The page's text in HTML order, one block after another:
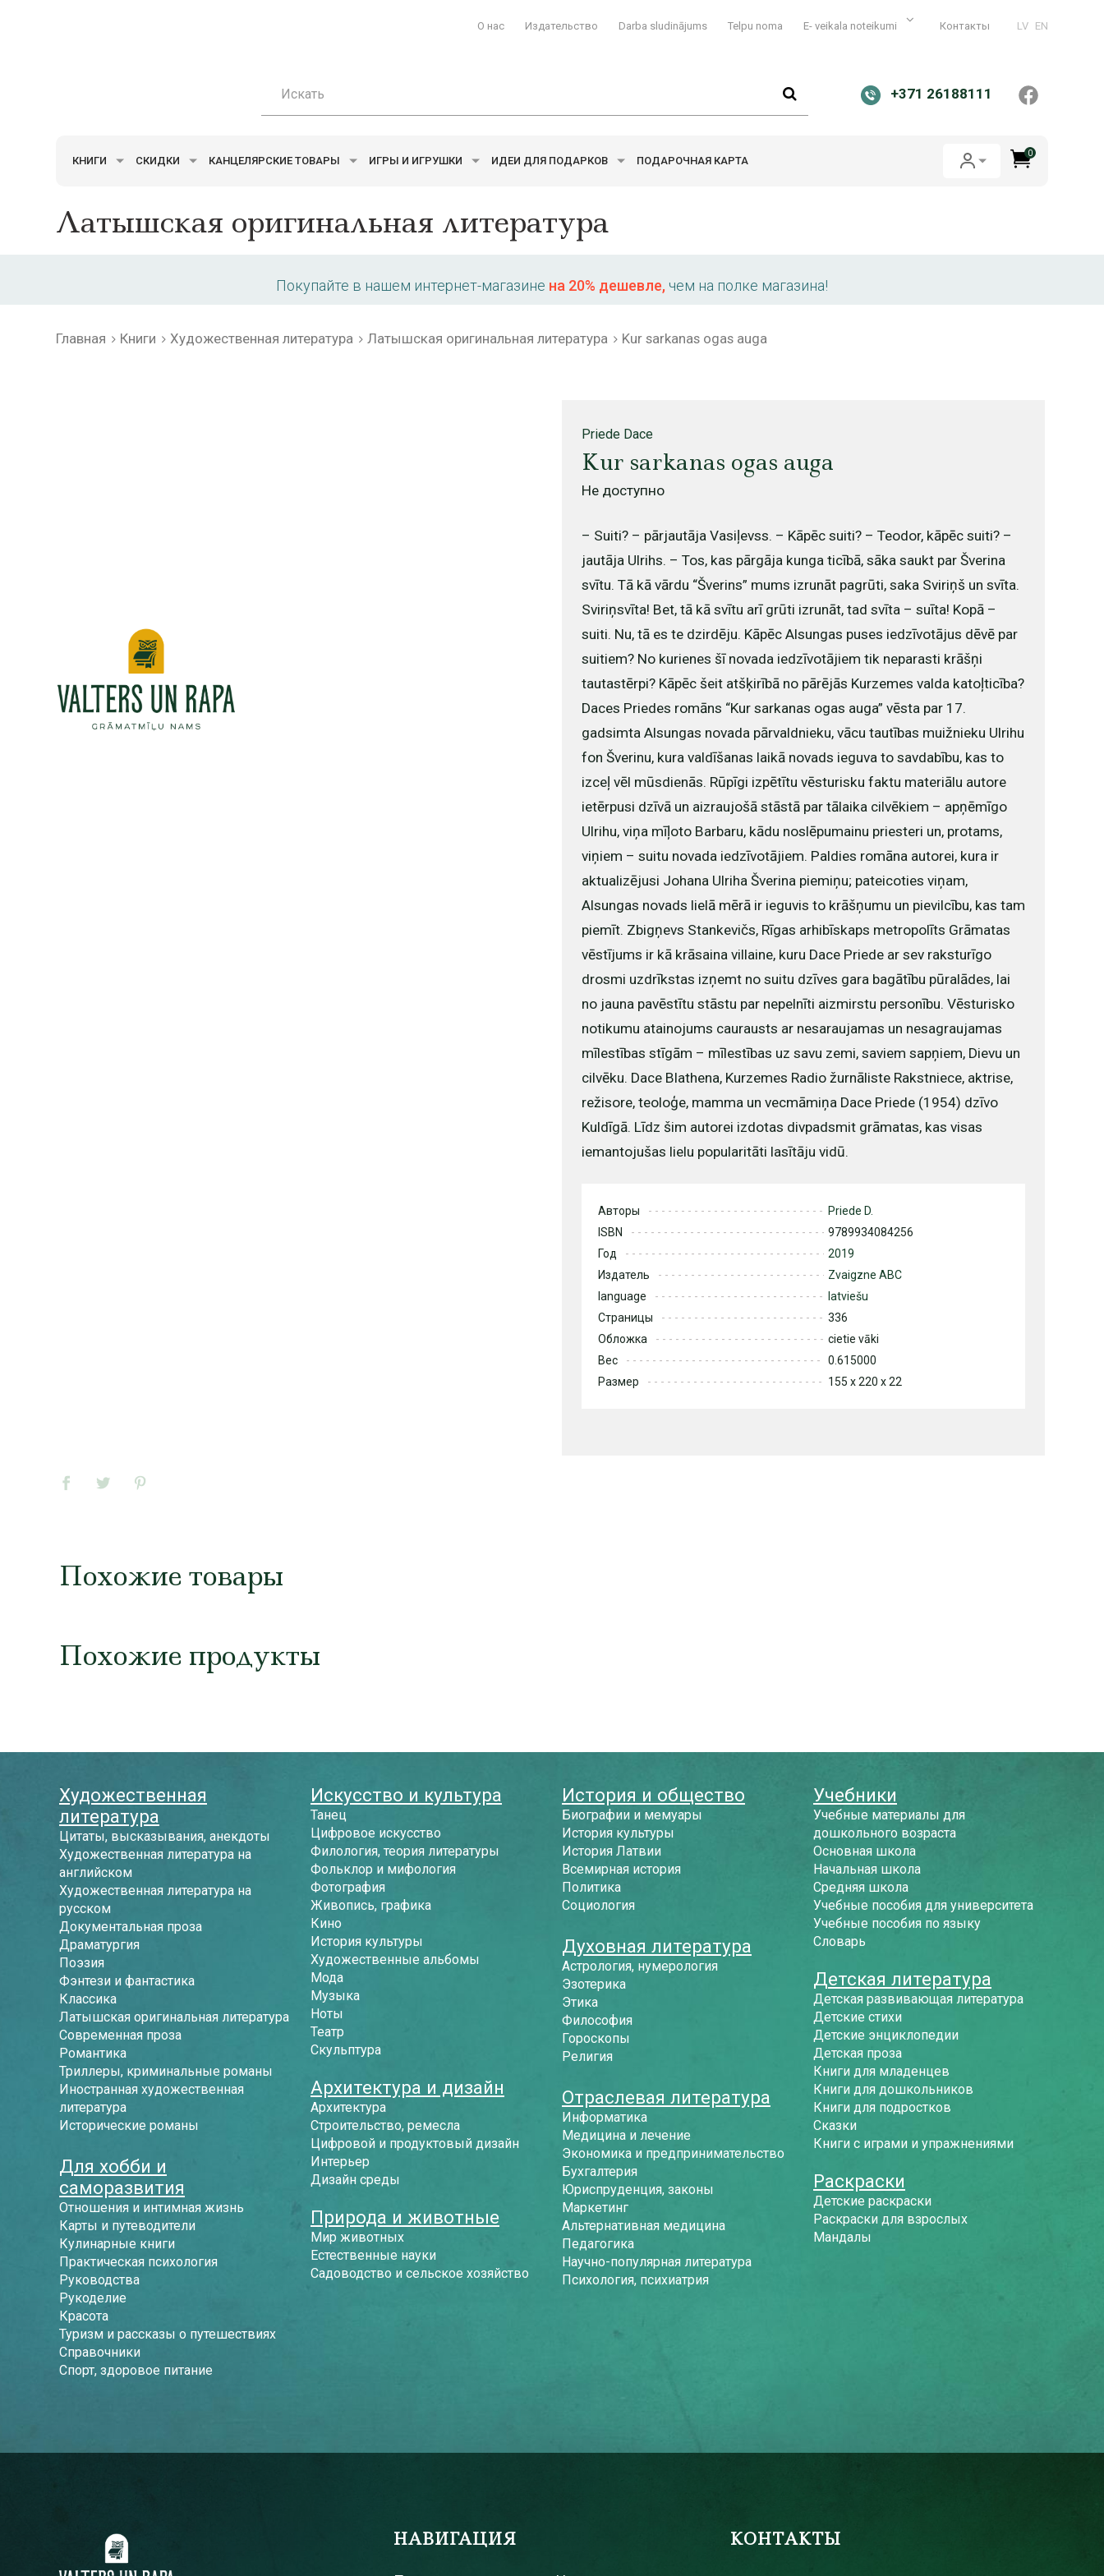
О нас Издательство Darba sludinājums Telpu noma E- veikala noteikumi Контакты LV EN
+371 26188111
КНИГИ СКИДКИ КАНЦЕЛЯРСКИЕ ТОВАРЫ ИГРЫ И ИГРУШКИ ИДЕИ ДЛЯ ПОДАРКОВ ПОДАРОЧНАЯ КАРТА
0
Латышская оригинальная литература
Покупайте в нашем интернет-магазине на 20% дешевле, чем на полке магазина!
Главная Книги Художественная литература Латышская оригинальная литература Kur sarkanas ogas auga
Priede Dace
Kur sarkanas ogas auga
Не доступно
– Suiti? – pārjautāja Vasiļevss. – Kāpēc suiti? – Teodor, kāpēc suiti? –
jautāja Ulrihs. – Tos, kas pārgāja kunga ticībā, sāka saukt par Šverina
svītu. Tā kā vārdu “Šverins” mums izrunāt pagrūti, saka Sviriņš un svīta.
Sviriņsvīta! Bet, tā kā svītu arī grūti izrunāt, tad svīta – suīta! Kopā –
suiti. Nu, tā es te dzirdēju. Kāpēc Alsungas puses iedzīvotājus dēvē par
suitiem? No kurienes šī novada iedzīvotājiem tik neparasti krāšņi
tautastērpi? Kāpēc šeit atšķirībā no pārējās Kurzemes valda katoļticība?
Daces Priedes romāns “Kur sarkanas ogas auga” vēsta par 17.
gadsimta Alsungas novada pārvaldnieku, vācu tautības muižnieku Ulrihu
fon Šverinu, kura valdīšanas laikā novads ieguva to savdabību, kas to
izceļ vēl mūsdienās. Rūpīgi izpētītu vēsturisku faktu materiālu autore
ietērpusi dzīvā un aizraujošā stāstā par tālaika cilvēkiem – apņēmīgo
Ulrihu, viņa mīļoto Barbaru, kādu noslēpumainu priesteri un, protams,
viņiem – suitu novada iedzīvotājiem. Paldies romāna autorei, kura ir
aktualizējusi Johana Ulriha Šverina piemiņu; pateicoties viņam,
Alsungas novads lielā mērā ir ieguvis to krāšņumu un pievilcību, kas tam
piemīt. Zbigņevs Stankevičs, Rīgas arhibīskaps metropolīts Grāmatas
vēstījums ir kā krāsaina villaine, kuru Dace Priede ar sev raksturīgo
drosmi uzdrīkstas izņemt no suitu dzīves gara bagātību pūralādes, lai
no jauna pavēstītu stāstu par nepelnīti aizmirstu personību. Vēsturisko
notikumu atainojums caurausts ar nesaraujamas un nesagraujamas
mīlestības stīgām – mīlestības uz savu zemi, saviem sapņiem, Dievu un
cilvēku. Dace Blathena, Kurzemes Radio žurnāliste Rakstniece, aktrise,
režisore, teoloģe, mamma un vecmāmiņa Dace Priede (1954) dzīvo
Kuldīgā. Līdz šim autorei izdotas divpadsmit grāmatas, kas visas
iemantojušas lielu popularitāti lasītāju vidū.
Авторы
Priede D.
ISBN
9789934084256
Год
2019
Издатель
Zvaigzne ABC
language
latviešu
Страницы
336
Обложка
cietie vāki
Вес
0.615000
Размер
155 x 220 x 22
Похожие товары
Похожие продукты
Художественная
литература
Цитаты, высказывания, анекдоты
Художественная литература на
английском
Художественная литература на
русском
Документальная проза
Драматургия
Поэзия
Фэнтези и фантастика
Классика
Латышская оригинальная литература
Современная проза
Романтика
Триллеры, криминальные романы
Иностранная художественная
литература
Исторические романы
Для хобби и
саморазвития
Отношения и интимная жизнь
Карты и путеводители
Кулинарные книги
Практическая психология
Руководства
Рукоделие
Красота
Туризм и рассказы о путешествиях
Справочники
Спорт, здоровое питание
Искусство и культура
Танец
Цифровое искусство
Филология, теория литературы
Фольклор и мифология
Фотография
Живопись, графика
Кино
История культуры
Художественные альбомы
Мода
Музыка
Ноты
Театр
Скульптура
Архитектура и дизайн
Архитектура
Строительство, ремесла
Цифровой и продуктовый дизайн
Интерьер
Дизайн среды
Природа и животные
Мир животных
Естественные науки
Садоводство и сельское хозяйство
История и общество
Биографии и мемуары
История культуры
История Латвии
Всемирная история
Политика
Социология
Духовная литература
Астрология, нумерология
Эзотерика
Этика
Философия
Гороскопы
Религия
Отраслевая литература
Информатика
Медицина и лечение
Экономика и предпринимательство
Бухгалтерия
Юриспруденция, законы
Маркетинг
Альтернативная медицина
Педагогика
Научно-популярная литература
Психология, психиатрия
Учебники
Учебные материалы для
дошкольного возраста
Основная школа
Начальная школа
Средняя школа
Учебные пособия для университета
Учебные пособия по языку
Словарь
Детская литература
Детская развивающая литература
Детские стихи
Детские энциклопедии
Детская проза
Книги для младенцев
Книги для дошкольников
Книги для подростков
Сказки
Книги с играми и упражнениями
Раскраски
Детские раскраски
Раскраски для взрослых
Мандалы
НАВИГАЦИЯ КОНТАКТЫ